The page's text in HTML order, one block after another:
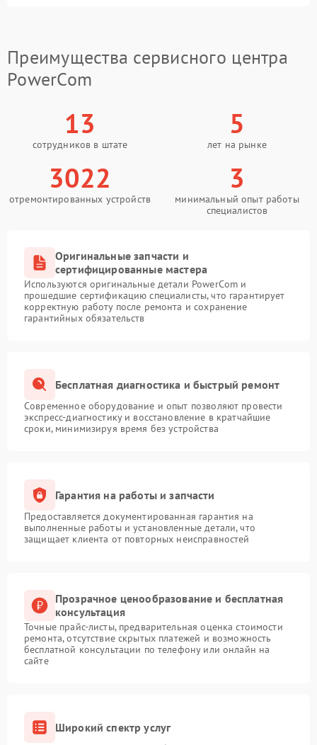
Преимущества сервисного центра
PowerCom
13
сотрудников в штате
5
лет на рынке
3022
отремонтированных устройств
3
минимальный опыт работы
специалистов
Оригинальные запчасти и
сертифицированные мастера
Используются оригинальные детали PowerCom и
прошедшие сертификацию специалисты, что гарантирует
корректную работу после ремонта и сохранение
гарантийных обязательств
Бесплатная диагностика и быстрый ремонт
Современное оборудование и опыт позволяют провести
экспресс-диагностику и восстановление в кратчайшие
сроки, минимизируя время без устройства
Гарантия на работы и запчасти
Предоставляется документированная гарантия на
выполненные работы и установленные детали, что
защищает клиента от повторных неисправностей
Прозрачное ценообразование и бесплатная
консультация
Точные прайс-листы, предварительная оценка стоимости
ремонта, отсутствие скрытых платежей и возможность
бесплатной консультации по телефону или онлайн на
сайте
Широкий спектр услуг